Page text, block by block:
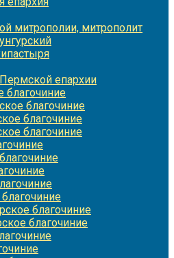
митрополии, митрополит
епархии
благочиние
благочиние
благочиние
благочиние
благочиние
благочиние